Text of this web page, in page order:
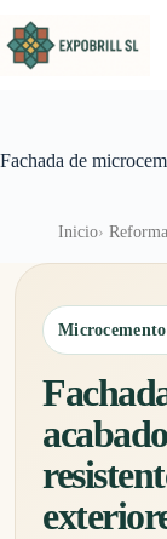
Fachada de
Inicio